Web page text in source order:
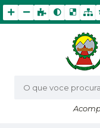
O que voce